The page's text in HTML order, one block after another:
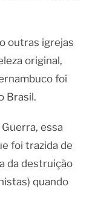
outras igrejas
original,
foi
Brasil.
essa
foi trazida de
da destruição
quando